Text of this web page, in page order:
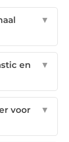
▼
en
▼
voor
▼